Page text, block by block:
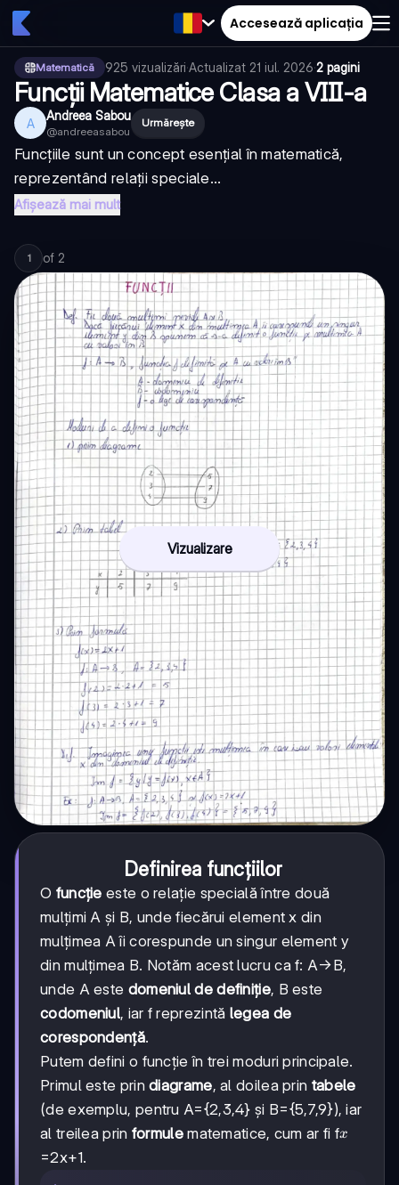
Accesează aplicația
Matematică 925 vizualizări·Actualizat 21 iul. 2026·2 pagini
Funcții Matematice Clasa a VIII-a
A Andreea Sabou
@andreeasabou
Urmărește
Funcțiile sunt un concept esențial în matematică,
reprezentând relații speciale...
Afișează mai mult
1 of 2
Vizualizare
Definirea funcțiilor
O funcție este o relație specială între două
mulțimi A și B, unde fiecărui element x din
mulțimea A îi corespunde un singur element y
din mulțimea B. Notăm acest lucru ca f: A→B,
unde A este domeniul de definiție, B este
codomeniul, iar f reprezintă legea de
corespondență.
Putem defini o funcție în trei moduri principale.
Primul este prindiagrame, al doilea prin tabele
(de exemplu, pentru A={2,3,4} și B={5,7,9}), iar
al treilea prin formulematematice, cum ar fi fx
x
=2x+1.